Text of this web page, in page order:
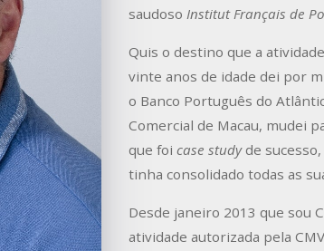
saudoso Institut Français de
Quis o destino que a
vinte anos de idade dei por
o Banco Português do
Comercial de Macau, mudei
que foi case studyde sucesso,
tinha consolidado todas as
Desde janeiro 2013 que sou
atividade autorizada pela